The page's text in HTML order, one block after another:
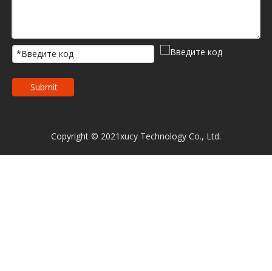
Submit
Copyright © 2021xucy Technology Co., Ltd.